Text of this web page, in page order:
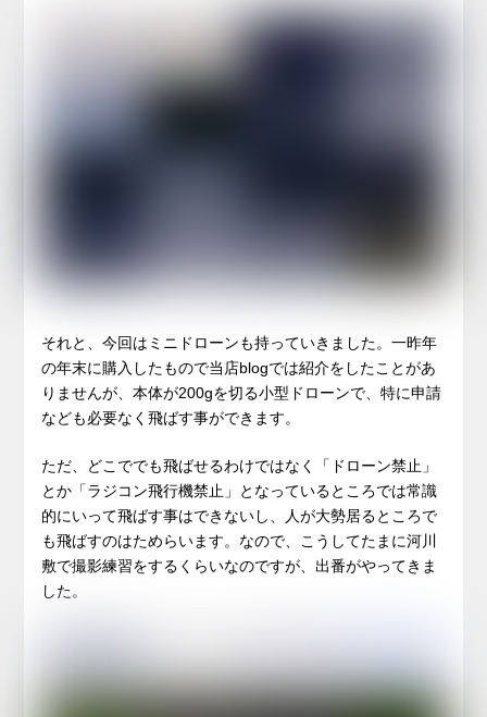
それと、今回はミニドローンも持っていきました。一昨年
の年末に購入したもので当店blogでは紹介をしたことがあ
りませんが、本体が200gを切る小型ドローンで、特に申請
なども必要なく飛ばす事ができます。
ただ、どこででも飛ばせるわけではなく「ドローン禁止」
とか「ラジコン飛行機禁止」となっているところでは常識
的にいって飛ばす事はできないし、人が大勢居るところで
も飛ばすのはためらいます。なので、こうしてたまに河川
敷で撮影練習をするくらいなのですが、出番がやってきま
した。